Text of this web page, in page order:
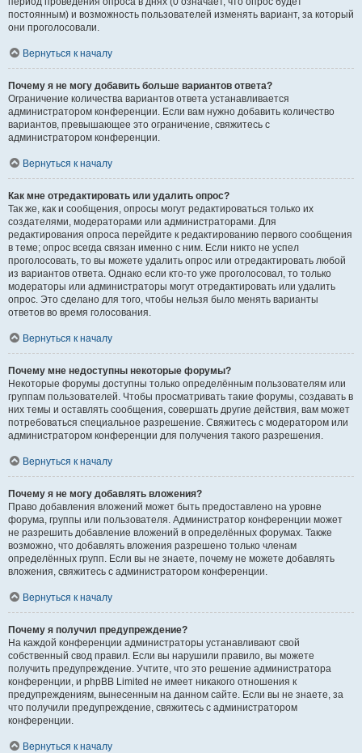
постоянным) и возможность пользователей изменять вариант, за который
они проголосовали.
Вернуться к началу
Почему я не могу добавить больше вариантов ответа?
Ограничение количества вариантов ответа устанавливается
администратором конференции. Если вам нужно добавить количество
вариантов, превышающее это ограничение, свяжитесь с
администратором конференции.
Вернуться к началу
Как мне отредактировать или удалить опрос?
Так же, как и сообщения, опросы могут редактироваться только их
создателями, модераторами или администраторами. Для
редактирования опроса перейдите к редактированию первого сообщения
в теме; опрос всегда связан именно с ним. Если никто не успел
проголосовать, то вы можете удалить опрос или отредактировать любой
из вариантов ответа. Однако если кто-то уже проголосовал, то только
модераторы или администраторы могут отредактировать или удалить
опрос. Это сделано для того, чтобы нельзя было менять варианты
ответов во время голосования.
Вернуться к началу
Почему мне недоступны некоторые форумы?
Некоторые форумы доступны только определённым пользователям или
группам пользователей. Чтобы просматривать такие форумы, создавать в
них темы и оставлять сообщения, совершать другие действия, вам может
потребоваться специальное разрешение. Свяжитесь с модератором или
администратором конференции для получения такого разрешения.
Вернуться к началу
Почему я не могу добавлять вложения?
Право добавления вложений может быть предоставлено на уровне
форума, группы или пользователя. Администратор конференции может
не разрешить добавление вложений в определённых форумах. Также
возможно, что добавлять вложения разрешено только членам
определённых групп. Если вы не знаете, почему не можете добавлять
вложения, свяжитесь с администратором конференции.
Вернуться к началу
Почему я получил предупреждение?
На каждой конференции администраторы устанавливают свой
собственный свод правил. Если вы нарушили правило, вы можете
получить предупреждение. Учтите, что это решение администратора
конференции, и phpBB Limited не имеет никакого отношения к
предупреждениям, вынесенным на данном сайте. Если вы не знаете, за
что получили предупреждение, свяжитесь с администратором
конференции.
Вернуться к началу